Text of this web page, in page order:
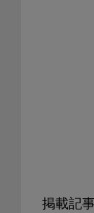
掲載記